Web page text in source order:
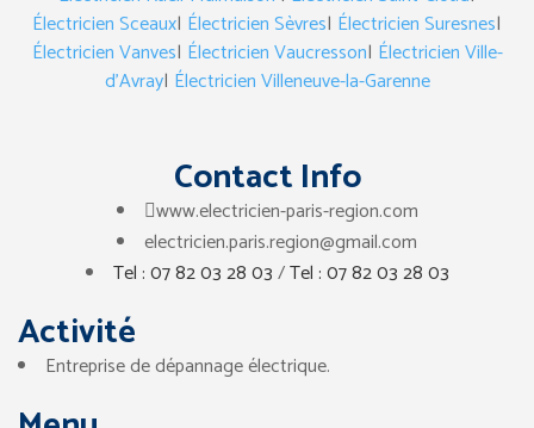
Électricien Sceaux| Électricien Sèvres| Électricien Suresnes|
Électricien Vanves| Électricien Vaucresson| Électricien Ville-
d’Avray| Électricien Villeneuve-la-Garenne
Contact Info
www.electricien-paris-region.com
electricien.paris.region@gmail.com
Tel : 07 82 03 28 03/Tel : 07 82 03 28 03
Activité
Entreprise de dépannage électrique.